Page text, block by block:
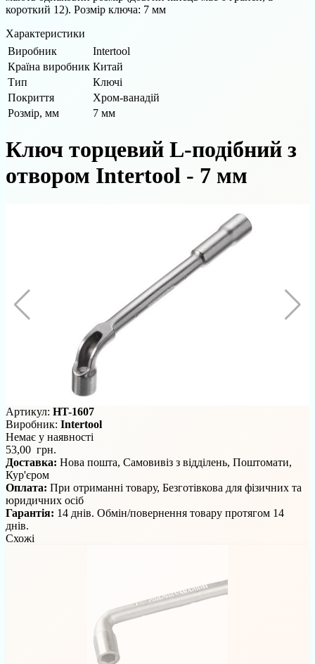
короткий 12). Розмір ключа: 7 мм
Характеристики
Виробник
Intertool
Країна виробник Китай
Тип
Ключі
Покриття
Хром-ванадій
Розмір, мм
7 мм
Ключ торцевий L-подібний з
отвором Intertool - 7 мм
Артикул: HT-1607
Виробник: Intertool
Немає у наявності
53,00 грн.
Доставка: Нова пошта, Самовивіз з відділень, Поштомати,
Кур'єром
Оплата: При отриманні товару, Безготівкова для фізичних та
юридичних осіб
Гарантія: 14 днів. Обмін/повернення товару протягом 14
днів.
Схожі